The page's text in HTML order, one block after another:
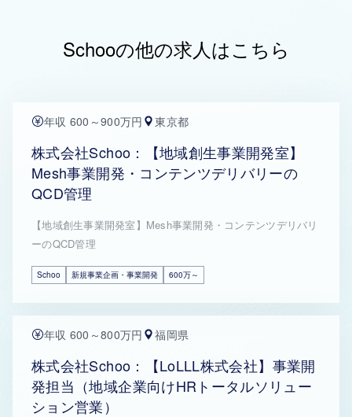
Schooの他の求人はこちら
年収 600～900万円 東京都
株式会社Schoo：【地域創生事業開発室】
Mesh事業開発・コンテンツデリバリーの
QCD管理
【地域創生事業開発室】Mesh事業開発・コンテンツデリバリ
ーのQCD管理
Schoo 新規事業企画・事業開発 600万～
年収 600～800万円 福岡県
株式会社Schoo：【LoLLL株式会社】事業開
発担当（地域企業向けHRトータルソリュー
ション営業）